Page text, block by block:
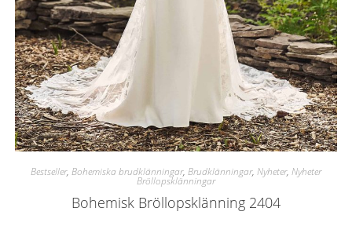
Bestseller, Bohemiska brudklänningar, Brudklänningar, Nyheter, Nyheter
Bröllopsklänningar
Bohemisk Bröllopsklänning 2404